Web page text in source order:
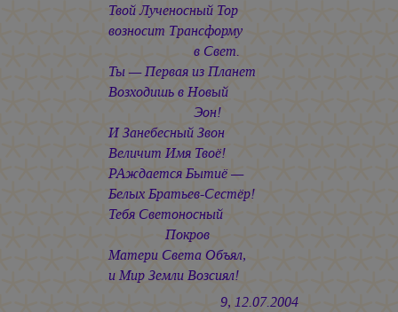
Твой Лученосный Тор
возносит Трансформу
в Свет.
Ты — Первая из Планет
Возходишь в Новый
Эон!
И Занебесный Звон
Величит Имя Твоё!
РАждается Бытиё —
Белых Братьев-Сестёр!
Тебя Светоносный
Покров
Матери Света Объял,
и Мир Земли Возсиял!
9, 12.07.2004